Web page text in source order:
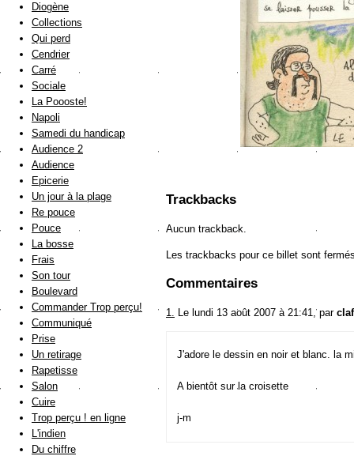
Trackbacks
Aucun trackback.
Les trackbacks pour ce billet sont
Commentaires
1. Le lundi 13 août 2007 à 21:41, par
J'adore le dessin en noir et blanc. la
A bientôt sur la croisette
j-m
Diogène
Collections
Qui perd
Cendrier
Carré
Sociale
La Poooste!
Napoli
Samedi du handicap
Audience 2
Audience
Epicerie
Un jour à la plage
Re pouce
Pouce
La bosse
Frais
Son tour
Boulevard
Commander Trop perçu!
Communiqué
Prise
Un retirage
Rapetisse
Salon
Cuire
Trop perçu ! en ligne
L'indien
Du chiffre